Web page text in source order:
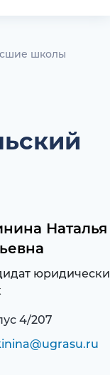
школы
Наталья
4/207